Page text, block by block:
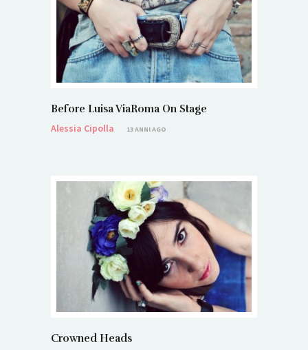
Before Luisa ViaRoma On Stage
Alessia Cipolla
13 ANNI AGO
Crowned Heads